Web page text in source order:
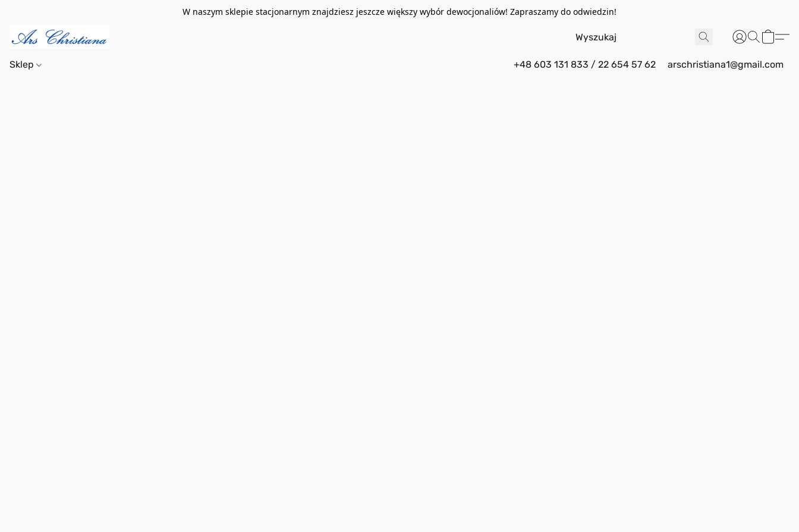
W naszym sklepie stacjonarnym znajdziesz jeszcze większy wybór dewocjonaliów! Zapraszamy do odwiedzin!
Sklep +48 603 131 833 / 22 654 57 62 arschristiana1@gmail.com